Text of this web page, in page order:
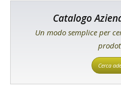
Catalogo
Un modo semplice per
Cerca